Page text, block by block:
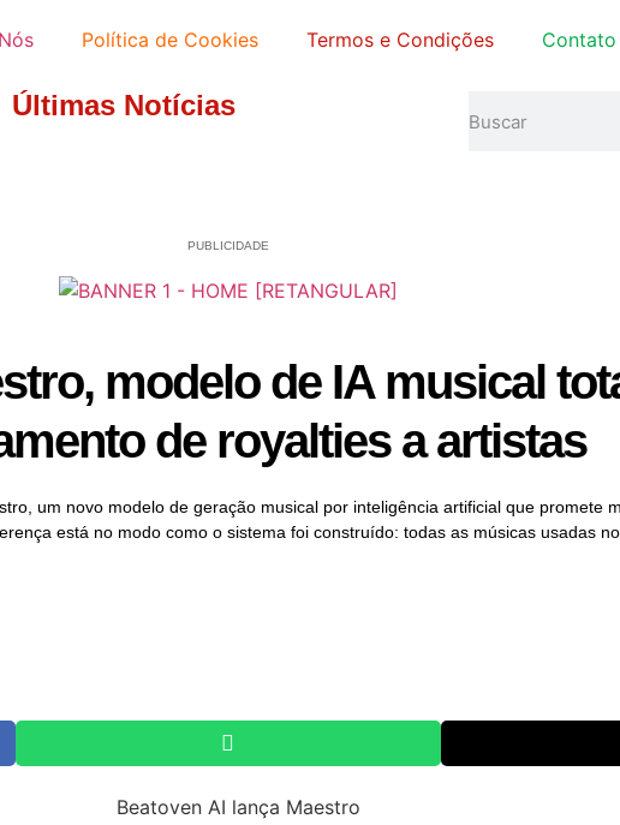
Política de Cookies Termos e Condições Contato
Últimas Notícias
PUBLICIDADE
modelo de IA musical
de royalties a artistas
um novo modelo de geração musical por inteligência artificial que promete
está no modo como o sistema foi construído: todas as músicas usadas